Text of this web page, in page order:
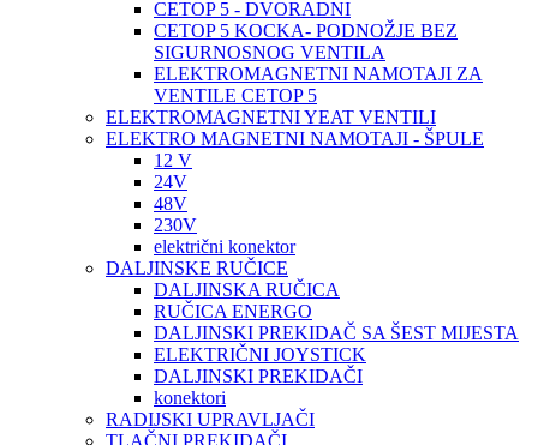
CETOP 5 - DVORADNI
CETOP 5 KOCKA- PODNOŽJE BEZ
SIGURNOSNOG VENTILA
ELEKTROMAGNETNI NAMOTAJI ZA
VENTILE CETOP 5
ELEKTROMAGNETNI YEAT VENTILI
ELEKTRO MAGNETNI NAMOTAJI - ŠPULE
12 V
24V
48V
230V
električni konektor
DALJINSKE RUČICE
DALJINSKA RUČICA
RUČICA ENERGO
DALJINSKI PREKIDAČ SA ŠEST MIJESTA
ELEKTRIČNI JOYSTICK
DALJINSKI PREKIDAČI
konektori
RADIJSKI UPRAVLJAČI
TLAČNI PREKIDAČI